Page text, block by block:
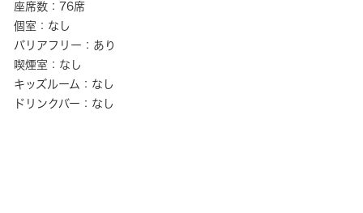
座席数：76席
個室：なし
バリアフリー：あり
喫煙室：なし
キッズルーム：なし
ドリンクバー：なし